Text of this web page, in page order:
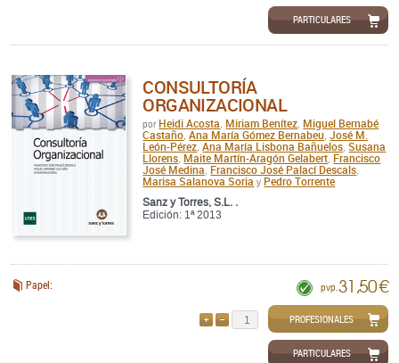
PARTICULARES
CONSULTORÍA
ORGANIZACIONAL
por Heidi Acosta Miriam Benítez Miguel Bernabé
Castaño ,Ana María Gómez Bernabeu ,José M.
León-Pérez ,Ana María Lisbona Bañuelos ,Susana
Llorens Maite Martín-Aragón Gelabert Francisco
José Medina Francisco José Palací Descals
Marisa Salanova Soria y Pedro Torrente
Sanz y Torres, S.L. .
Edición: 1ª 2013
Papel: pvp. 31,50 €
QUITARPROFESIONALES
PARTICULARES